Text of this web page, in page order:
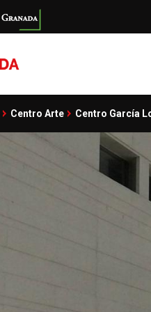
Centro Arte Centro García